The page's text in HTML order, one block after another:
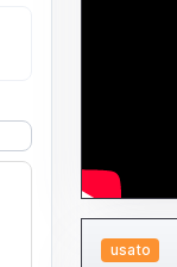
usato